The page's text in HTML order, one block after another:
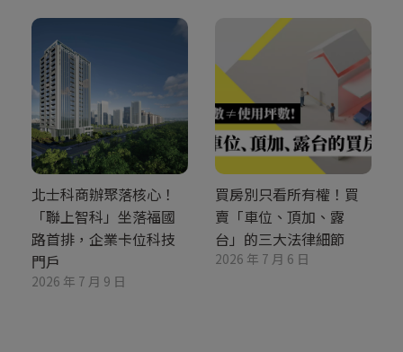
北士科商辦聚落核心！
「聯上智科」坐落福國
路首排，企業卡位科技
門戶
2026 年 7 月 9 日
買房別只看所有權！買
賣「車位、頂加、露
台」的三大法律細節
2026 年 7 月 6 日